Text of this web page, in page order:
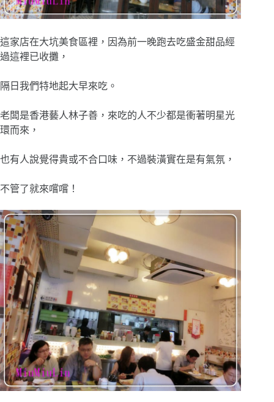
這家店在大坑美食區裡，因為前一晚跑去吃盛金甜品經
過這裡已收攤，
隔日我們特地起大早來吃。
老闆是香港藝人林子善，來吃的人不少都是衝著明星光
環而來，
也有人說覺得貴或不合口味，不過裝潢實在是有氣氛，
不管了就來嚐嚐！